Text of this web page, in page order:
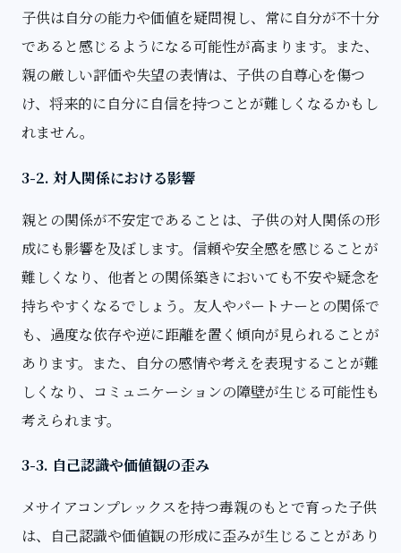
子供は自分の能力や価値を疑問視し、常に自分が不十分
であると感じるようになる可能性が高まります。また、
親の厳しい評価や失望の表情は、子供の自尊心を傷つ
け、将来的に自分に自信を持つことが難しくなるかもし
れません。
3-2. 対人関係における影響
親との関係が不安定であることは、子供の対人関係の形
成にも影響を及ぼします。信頼や安全感を感じることが
難しくなり、他者との関係築きにおいても不安や疑念を
持ちやすくなるでしょう。友人やパートナーとの関係で
も、過度な依存や逆に距離を置く傾向が見られることが
あります。また、自分の感情や考えを表現することが難
しくなり、コミュニケーションの障壁が生じる可能性も
考えられます。
3-3. 自己認識や価値観の歪み
メサイアコンプレックスを持つ毒親のもとで育った子供
は、自己認識や価値観の形成に歪みが生じることがあり